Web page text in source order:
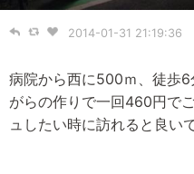
2014-01-31 21:19:36
病院から西に500ｍ、徒歩
がらの作りで一回460円で
ュしたい時に訪れると良い